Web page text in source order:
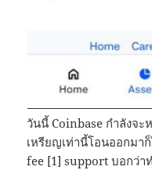
วันนี้ Coinbase กำลังจ
เหรียญเท่านี้โอนออกมา
fee [1] support บอกว่า